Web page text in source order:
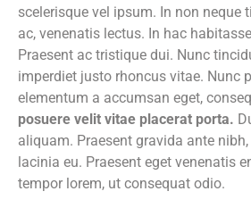
scelerisque vel ipsum. In non neque
ac, venenatis lectus. In hac
Praesent ac tristique dui. Nunc
imperdiet justo rhoncus vitae. Nunc
elementum a accumsan eget,
posuere velit vitae placerat porta.
aliquam. Praesent gravida ante
lacinia eu. Praesent eget venenatis
tempor lorem, ut consequat odio.